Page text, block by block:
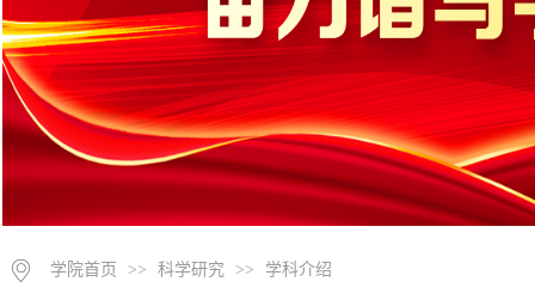
学院首页 >> 科学研究 >> 学科介绍